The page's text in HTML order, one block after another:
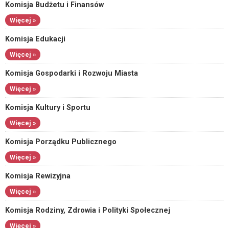
Komisja Budżetu i Finansów
Więcej »
Komisja Edukacji
Więcej »
Komisja Gospodarki i Rozwoju Miasta
Więcej »
Komisja Kultury i Sportu
Więcej »
Komisja Porządku Publicznego
Więcej »
Komisja Rewizyjna
Więcej »
Komisja Rodziny, Zdrowia i Polityki Społecznej
Więcej »